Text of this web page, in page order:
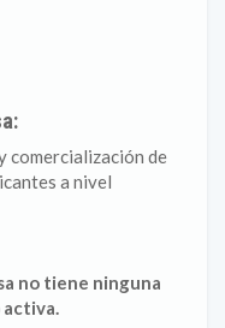
comercialización de
a nivel
no tiene ninguna